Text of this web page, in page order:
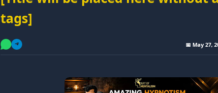
tags]
📅 May 27,